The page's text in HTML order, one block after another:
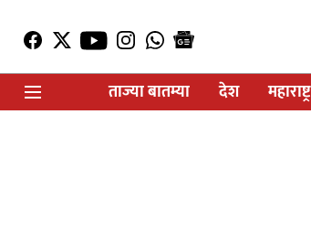
ताज्या बातम्या
देश महाराष्ट्र